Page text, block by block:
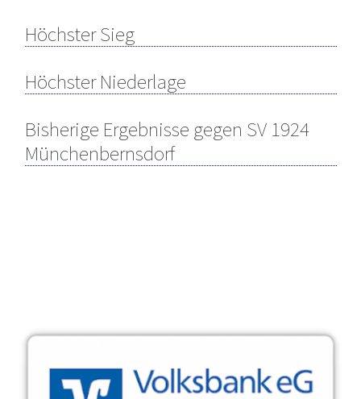
Höchster Sieg
Höchster Niederlage
Bisherige Ergebnisse gegen SV 1924
Münchenbernsdorf